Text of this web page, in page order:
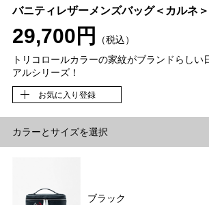
バニティレザーメンズバッグ＜カルネ＞
29,700円
（税込）
トリコロールカラーの家紋がブランドらしい
アルシリーズ！
お気に入り登録
カラーとサイズを選択
ブラック